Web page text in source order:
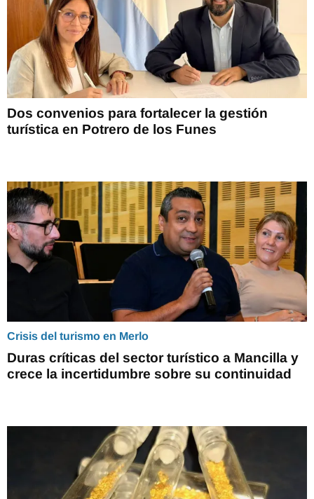
Dos convenios para fortalecer la gestión
turística en Potrero de los Funes
Crisis del turismo en Merlo
Duras críticas del sector turístico a Mancilla y
crece la incertidumbre sobre su continuidad